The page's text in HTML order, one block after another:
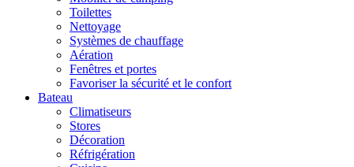
Toilettes
Nettoyage
Systèmes de chauffage
Aération
Fenêtres et portes
Favoriser la sécurité et le confort
Bateau
Climatiseurs
Stores
Décoration
Réfrigération